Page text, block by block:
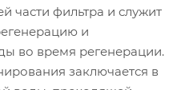
части фильтра и служит
и
во время регенерации.
заключается в